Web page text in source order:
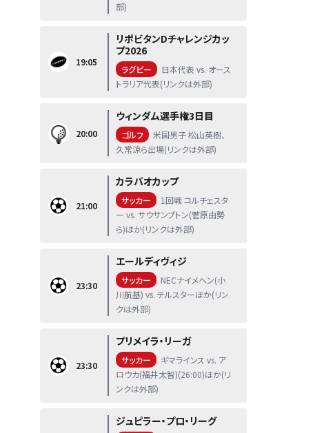
部)
19:05
リポビタンDチャレンジカッ
プ2026
ラグビー
日本代表 vs. オース
トラリア代表(リンクは外部)
20:00
ウィンダム選手権3日目
ゴルフ
米国男子 松山英樹、
久常涼ら出場(リンクは外部)
21:00
カラバオカップ
サッカー
1回戦 コルチェスタ
ー vs. サウサンプトン(菅原由勢
ら)ほか(リンクは外部)
23:30
エールディヴィジ
サッカー
NECナイメヘン(小
川航基) vs. テルスターほか(リン
クは外部)
23:30
プリメイラ・リーガ
サッカー
ギマラインス vs. ア
ロウカ(福井太智)(26:00)ほか(リ
ンクは外部)
ジュピラー・プロ・リーグ